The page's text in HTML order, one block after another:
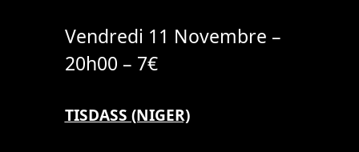
Vendredi 11 Novembre –
20h00 – 7€
TISDASS (NIGER)